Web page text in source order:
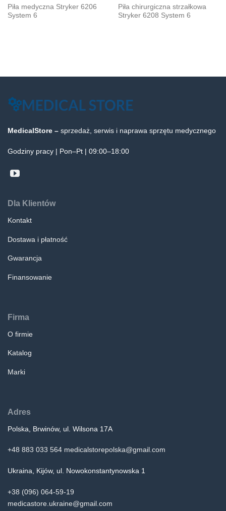
Piła medyczna Stryker 6206
System 6
Piła chirurgiczna strzałkowa
Stryker 6208 System 6
MedicalStore – sprzedaż, serwis i naprawa sprzętu medycznego
Godziny pracy | Pon–Pt | 09:00–18:00
Dla Klientów
Kontakt
Dostawa i płatność
Gwarancja
Finansowanie
Firma
O firmie
Katalog
Marki
Adres
Polska, Brwinów, ul. Wilsona 17A
+48 883 033 564 medicalstorepolska@gmail.com
Ukraina, Kijów, ul. Nowokonstantynowska 1
+38 (096) 064-59-19
medicastore.ukraine@gmail.com